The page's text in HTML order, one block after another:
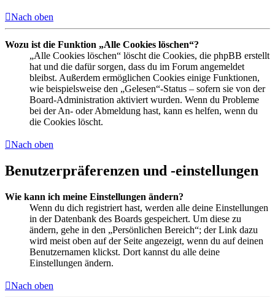
Nach oben
Wozu ist die Funktion „Alle Cookies löschen“?
„Alle Cookies löschen“ löscht die Cookies, die phpBB erstellt
hat und die dafür sorgen, dass du im Forum angemeldet
bleibst. Außerdem ermöglichen Cookies einige Funktionen,
wie beispielsweise den „Gelesen“-Status – sofern sie von der
Board-Administration aktiviert wurden. Wenn du Probleme
bei der An- oder Abmeldung hast, kann es helfen, wenn du
die Cookies löscht.
Nach oben
Benutzerpräferenzen und -einstellungen
Wie kann ich meine Einstellungen ändern?
Wenn du dich registriert hast, werden alle deine Einstellungen
in der Datenbank des Boards gespeichert. Um diese zu
ändern, gehe in den „Persönlichen Bereich“; der Link dazu
wird meist oben auf der Seite angezeigt, wenn du auf deinen
Benutzernamen klickst. Dort kannst du alle deine
Einstellungen ändern.
Nach oben